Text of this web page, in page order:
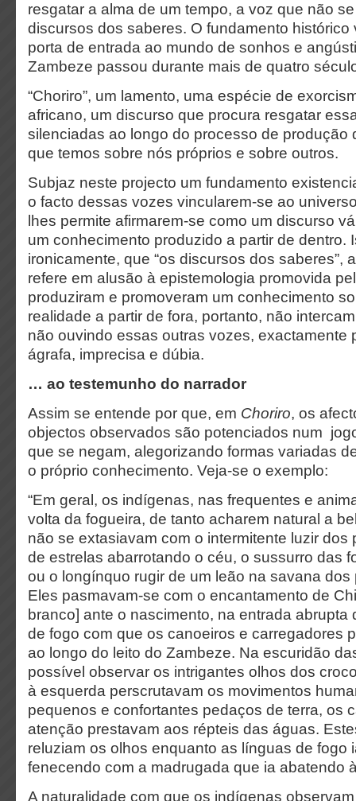
resgatar a alma de um tempo, a voz que não
discursos dos saberes. O fundamento histórico
porta de entrada ao mundo de sonhos e
Zambeze passou durante mais de quatro
“Choriro”, um lamento, uma espécie de
africano, um discurso que procura resgatar
silenciadas ao longo do processo de produção
que temos sobre nós próprios e sobre outros.
Subjaz neste projecto um fundamento
o facto dessas vozes vincularem-se ao
lhes permite afirmarem-se como um discurso
um conhecimento produzido a partir de dentro.
ironicamente, que “os discursos dos saberes”,
refere em alusão à epistemologia promovida
produziram e promoveram um conhecimento
realidade a partir de fora, portanto, não
não ouvindo essas outras vozes, exactamente
ágrafa, imprecisa e dúbia.
… ao testemunho do narrador
Assim se entende por que, em Choriro, os
objectos observados são potenciados num
que se negam, alegorizando formas variadas
o próprio conhecimento. Veja-se o exemplo:
“Em geral, os indígenas, nas frequentes e
volta da fogueira, de tanto acharem natural a
não se extasiavam com o intermitente luzir dos
de estrelas abarrotando o céu, o sussurro das
ou o longínquo rugir de um leão na savana
Eles pasmavam-se com o encantamento de
branco] ante o nascimento, na entrada abrupta
de fogo com que os canoeiros e carregadores
ao longo do leito do Zambeze. Na escuridão
possível observar os intrigantes olhos dos
à esquerda perscrutavam os movimentos
pequenos e confortantes pedaços de terra, os
atenção prestavam aos répteis das águas.
reluziam os olhos enquanto as línguas de fogo
fenecendo com a madrugada que ia abatendo
A naturalidade com que os indígenas